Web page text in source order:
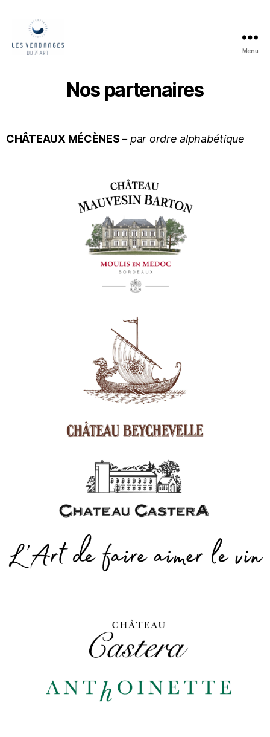
Menu
Nos partenaires
CHÂTEAUX MÉCÈNES– par ordre alphabétique